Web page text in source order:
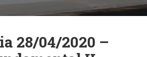
28/04/2020 –